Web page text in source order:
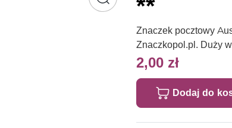
Znaczek pocztowy
Znaczkopol.pl. Duży
2,00 zł
Dodaj do